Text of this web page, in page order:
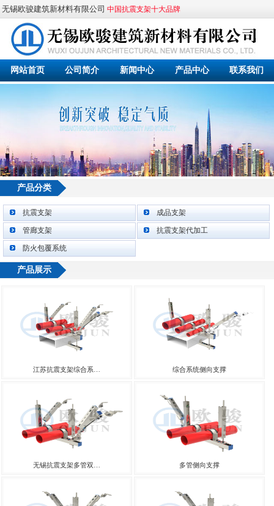
无锡欧骏建筑新材料有限公司 中国抗震支架十大品牌
网站首页 公司简介 新闻中心 产品中心 联系我们
产品分类
抗震支架 成品支架
管廊支架 抗震支架代加工
防火包覆系统
产品展示
江苏抗震支架综合系… 综合系统侧向支撑
无锡抗震支架多管双… 多管侧向支撑